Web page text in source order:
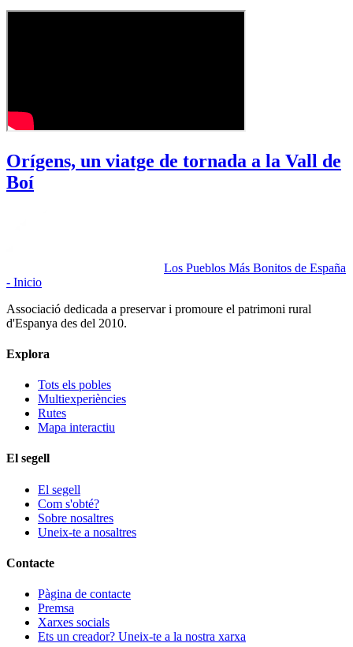
Orígens, un viatge de tornada a la Vall de
Boí
Los Pueblos Más Bonitos de España
- Inicio
Associació dedicada a preservar i promoure el patrimoni rural
d'Espanya des del 2010.
Explora
Tots els pobles
Multiexperiències
Rutes
Mapa interactiu
El segell
El segell
Com s'obté?
Sobre nosaltres
Uneix-te a nosaltres
Contacte
Pàgina de contacte
Premsa
Xarxes socials
Ets un creador? Uneix-te a la nostra xarxa